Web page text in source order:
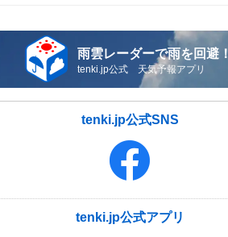
雨雲レーダーで雨を回避！
tenki.jp公式 天気予報アプリ
tenki.jp公式SNS
tenki.jp公式アプリ